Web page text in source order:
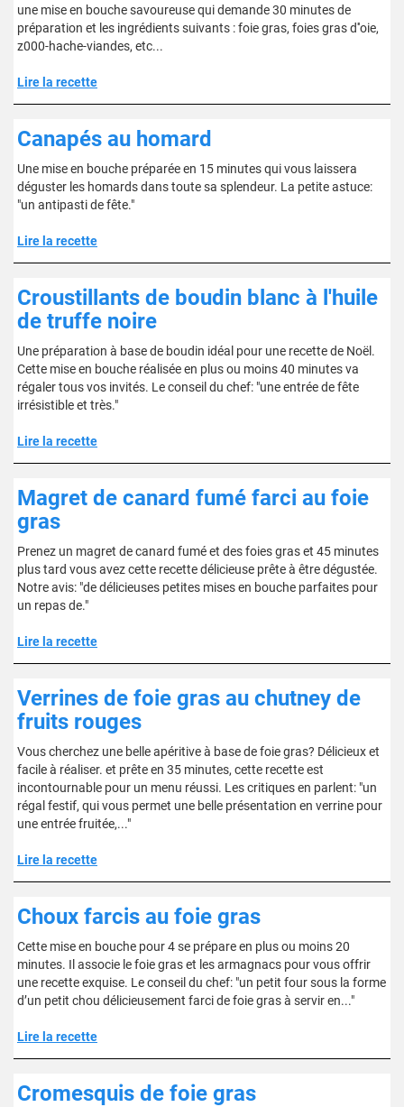
une mise en bouche savoureuse qui demande 30 minutes de
préparation et les ingrédients suivants : foie gras, foies gras d''oie,
z000-hache-viandes, etc...
Lire la recette
Canapés au homard
Une mise en bouche préparée en 15 minutes qui vous laissera
déguster les homards dans toute sa splendeur. La petite astuce:
"un antipasti de fête."
Lire la recette
Croustillants de boudin blanc à l'huile
de truffe noire
Une préparation à base de boudin idéal pour une recette de Noël.
Cette mise en bouche réalisée en plus ou moins 40 minutes va
régaler tous vos invités. Le conseil du chef: "une entrée de fête
irrésistible et très."
Lire la recette
Magret de canard fumé farci au foie
gras
Prenez un magret de canard fumé et des foies gras et 45 minutes
plus tard vous avez cette recette délicieuse prête à être dégustée.
Notre avis: "de délicieuses petites mises en bouche parfaites pour
un repas de."
Lire la recette
Verrines de foie gras au chutney de
fruits rouges
Vous cherchez une belle apéritive à base de foie gras? Délicieux et
facile à réaliser. et prête en 35 minutes, cette recette est
incontournable pour un menu réussi. Les critiques en parlent: "un
régal festif, qui vous permet une belle présentation en verrine pour
une entrée fruitée,..."
Lire la recette
Choux farcis au foie gras
Cette mise en bouche pour 4 se prépare en plus ou moins 20
minutes. Il associe le foie gras et les armagnacs pour vous offrir
une recette exquise. Le conseil du chef: "un petit four sous la forme
d’un petit chou délicieusement farci de foie gras à servir en..."
Lire la recette
Cromesquis de foie gras